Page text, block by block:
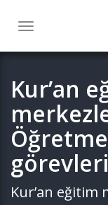
Toggle
Kur’an
Kur’an